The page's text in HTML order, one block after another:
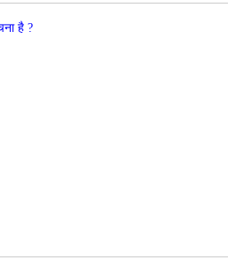
है ?